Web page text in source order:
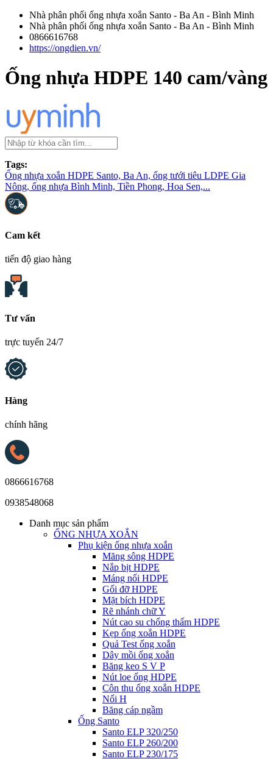
Nhà phân phối ống nhựa xoắn Santo - Ba An - Bình Minh
Nhà phân phối ống nhựa xoắn Santo - Ba An - Bình Minh
0866616768
https://ongdien.vn/
Ống nhựa HDPE 140 cam/vàng
Tags:
Ống nhựa xoắn HDPE Santo, Ba An, ống tưới tiêu LDPE Gia
Nông, ống nhựa Bình Minh, Tiền Phong, Hoa Sen,...
Cam kết
tiến độ giao hàng
Tư vấn
trực tuyến 24/7
Hàng
chính hãng
0866616768
0938548068
Danh mục sản phẩm
ỐNG NHỰA XOẮN
Phụ kiện ống nhựa xoắn
Măng sông HDPE
Nắp bịt HDPE
Máng nối HDPE
Gối đỡ HDPE
Mặt bích HDPE
Rẽ nhánh chữ Y
Nút cao su chống thấm HDPE
Kẹp ống xoắn HDPE
Quả Test ống xoắn
Dây mồi ống xoắn
Băng keo S V P
Nút loe ống HDPE
Côn thu ống xoắn HDPE
Nối H
Băng cáp ngầm
Ống Santo
Santo ELP 320/250
Santo ELP 260/200
Santo ELP 230/175